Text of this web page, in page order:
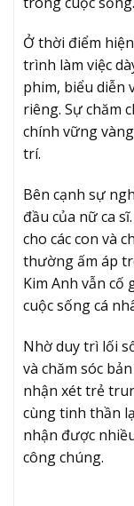
Ở thời điểm
trình làm việc
phim, biểu diễn
riêng. Sự chăm
chính vững
trí.
Bên cạnh sự
đầu của nữ ca
cho các con và
thường ấm áp
Kim Anh vẫn cố
cuộc sống cá
Nhờ duy trì lối
và chăm sóc
nhận xét trẻ
cùng tinh thần
nhận được
công chúng.